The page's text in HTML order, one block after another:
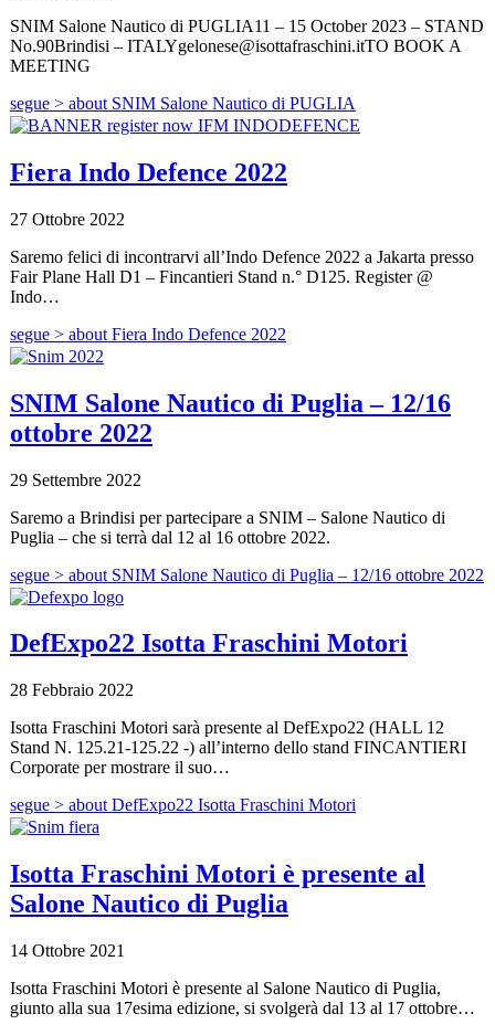
SNIM Salone Nautico di PUGLIA11 – 15 October 2023 – STAND
No.90Brindisi – ITALYgelonese@isottafraschini.itTO BOOK A
MEETING
segue > about SNIM Salone Nautico di PUGLIA
Fiera Indo Defence 2022
27 Ottobre 2022
Saremo felici di incontrarvi all’Indo Defence 2022 a Jakarta presso
Fair Plane Hall D1 – Fincantieri Stand n.° D125. Register @
Indo…
segue > about Fiera Indo Defence 2022
SNIM Salone Nautico di Puglia – 12/16
ottobre 2022
29 Settembre 2022
Saremo a Brindisi per partecipare a SNIM – Salone Nautico di
Puglia – che si terrà dal 12 al 16 ottobre 2022.
segue > about SNIM Salone Nautico di Puglia – 12/16 ottobre 2022
DefExpo22 Isotta Fraschini Motori
28 Febbraio 2022
Isotta Fraschini Motori sarà presente al DefExpo22 (HALL 12
Stand N. 125.21-125.22 -) all’interno dello stand FINCANTIERI
Corporate per mostrare il suo…
segue > about DefExpo22 Isotta Fraschini Motori
Isotta Fraschini Motori è presente al
Salone Nautico di Puglia
14 Ottobre 2021
Isotta Fraschini Motori è presente al Salone Nautico di Puglia,
giunto alla sua 17esima edizione, si svolgerà dal 13 al 17 ottobre…